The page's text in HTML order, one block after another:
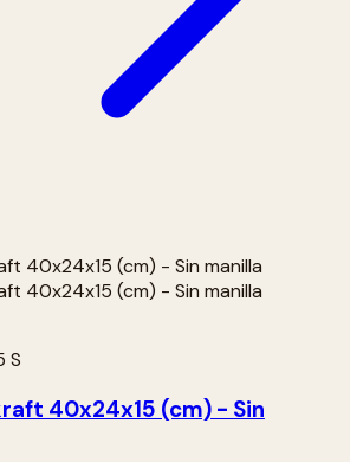
S
40x24x15 (cm) - Sin